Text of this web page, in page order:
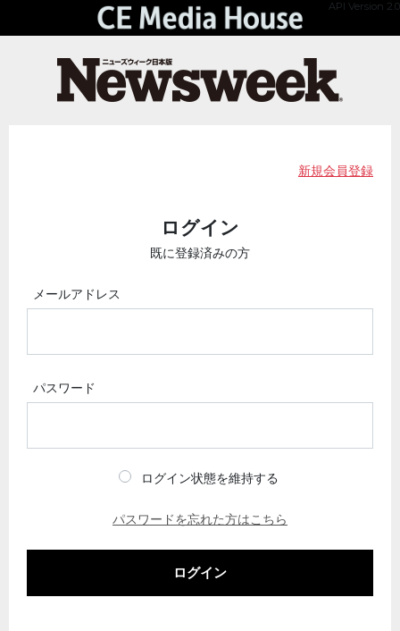
API Version 2.0
新規会員登録
ログイン
既に登録済みの方
メールアドレス
パスワード
ログイン状態を維持する
パスワードを忘れた方はこちら
ログイン